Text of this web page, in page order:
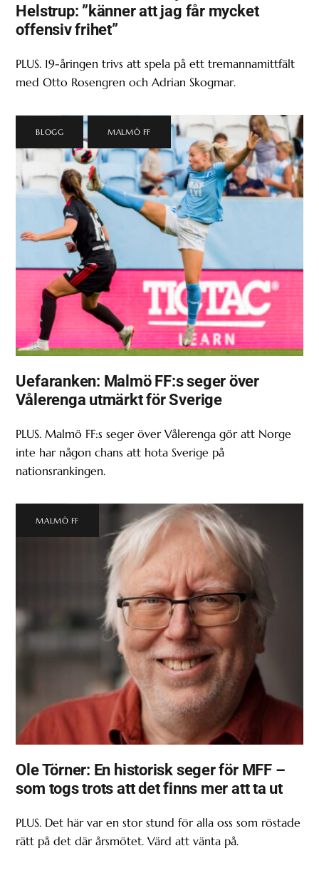
Helstrup: ”känner att jag får mycket
offensiv frihet”
PLUS. 19-åringen trivs att spela på ett tremannamittfält
med Otto Rosengren och Adrian Skogmar.
BLOGG MALMÖ FF
Uefaranken: Malmö FF:s seger över
Vålerenga utmärkt för Sverige
PLUS. Malmö FF:s seger över Vålerenga gör att Norge
inte har någon chans att hota Sverige på
nationsrankingen.
MALMÖ FF
Ole Törner: En historisk seger för MFF –
som togs trots att det finns mer att ta ut
PLUS. Det här var en stor stund för alla oss som röstade
rätt på det där årsmötet. Värd att vänta på.